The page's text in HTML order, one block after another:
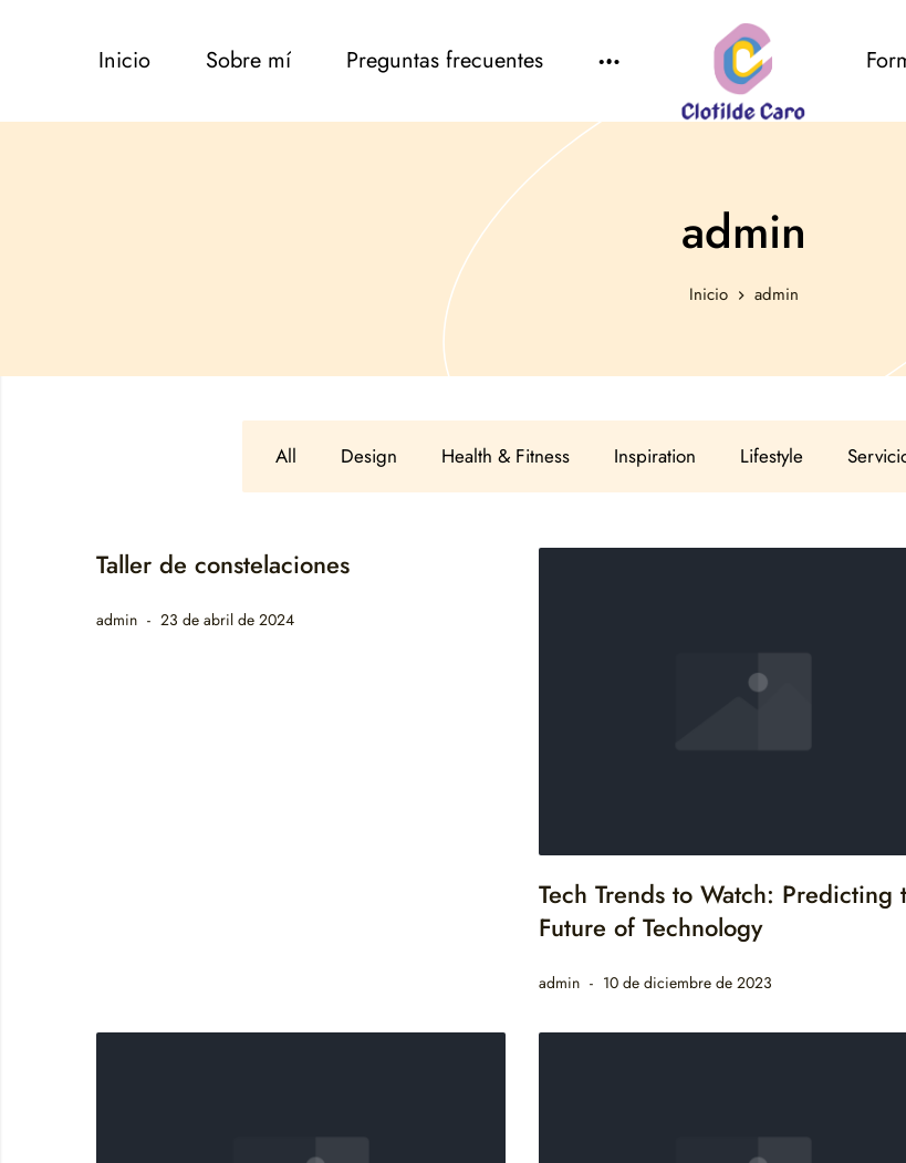
Inicio Sobre mí Preguntas frecuentes
admin
Inicio admin
All Design Health & Fitness Inspiration Lifestyle
Taller de constelaciones
admin 23 de abril de 2024
Tech Trends to Watch: Predicting
Future of Technology
admin 10 de diciembre de 2023